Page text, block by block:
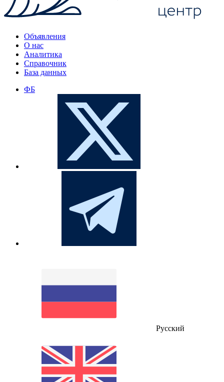
Объявления
О нас
Аналитика
Справочник
База данных
ФБ
Русский